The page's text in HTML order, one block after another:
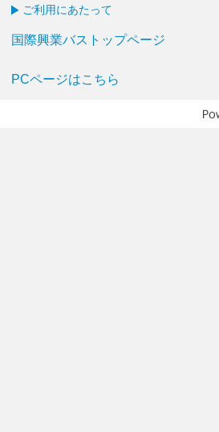
ご利用にあたって
国際興業バストップページ
PCページはこちら